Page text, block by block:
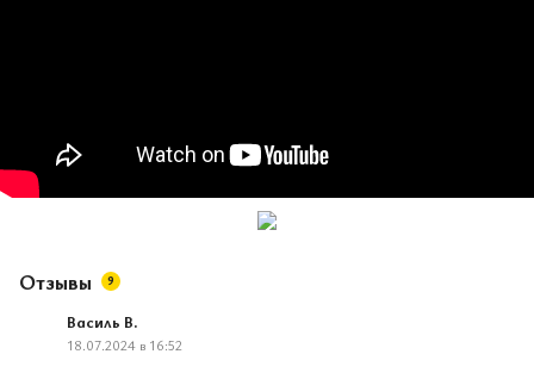
Отзывы 9
Василь В.
18.07.2024 в 16:52